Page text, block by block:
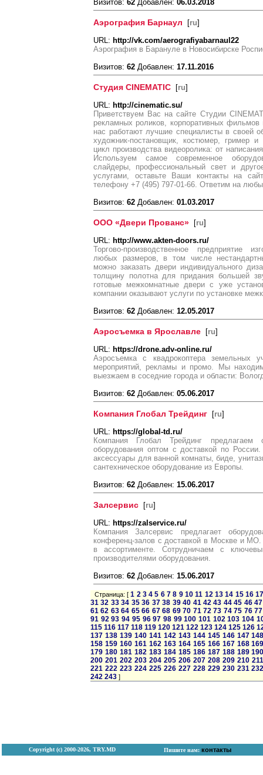
Визитов: 62 Добавлен: 06.03.2018
Аэрография Барнаул [ru]
URL: http://vk.com/aerografiyabarnaul22
Аэрография в Барануле в Новосибирске
Визитов: 62 Добавлен: 17.11.2016
Студия CINEMATIC [ru]
URL: http://cinematic.su/
Приветствуем Вас на сайте Студии
рекламных роликов, корпоративных
нас работают лучшие специалисты в своей
художник-постановщик, костюмер, гример
цикл производства видеоролика: от
Используем самое современное
слайдеры, профессиональный свет и
услугами, оставьте Ваши контакты на
телефону +7 (495) 797-01-66. Ответим на
Визитов: 62 Добавлен: 01.03.2017
ООО «Двери Прованс» [ru]
URL: http://www.akten-doors.ru/
Торгово-производственное предприятие
любых размеров, в том числе
можно заказать двери индивидуального
толщину полотна для придания большей
готовые межкомнатные двери с уже
компании оказывают услуги по установке
Визитов: 62 Добавлен: 12.05.2017
Аэросъемка в Ярославле [ru]
URL: https://drone.adv-online.ru/
Аэросъемка с квадрокоптера земельных
мероприятий, рекламы и промо. Мы
выезжаем в соседние города и области:
Визитов: 62 Добавлен: 05.06.2017
Компания Глобал Трейдинг [ru]
URL: https://global-td.ru/
Компания Глобал Трейдинг предлагаем
оборудования оптом с доставкой по
аксессуары для ванной комнаты, биде,
сантехническое оборудование из Европы.
Визитов: 62 Добавлен: 15.06.2017
Залсервис [ru]
URL: https://zalservice.ru/
Компания Залсервис предлагает
конференц-залов с доставкой в Москве и
в ассортименте. Сотрудничаем с
производителями оборудования.
Визитов: 62 Добавлен: 15.06.2017
Страница: [1 2 3 4 5 6 7 8 9 10 11 12 13 14 15 16
31 32 33 34 35 36 37 38 39 40 41 42 43 44 45 46 47
61 62 63 64 65 66 67 68 69 70 71 72 73 74 75 76 77
91 92 93 94 95 96 97 98 99 100 101 102 103 104
115 116 117 118 119 120 121 122 123 124 125 126
137 138 139 140 141 142 143 144 145 146 147
158 159 160 161 162 163 164 165 166 167 168
179 180 181 182 183 184 185 186 187 188 189
200 201 202 203 204 205 206 207 208 209 210 211
221 222 223 224 225 226 227 228 229 230 231
242 243 ]
Copyright (с) 2000-2026, TRY.MD Пишите нам: контакты